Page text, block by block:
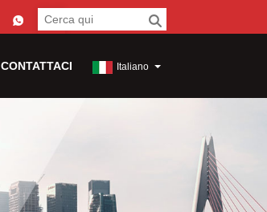
CONTATTACI Italiano